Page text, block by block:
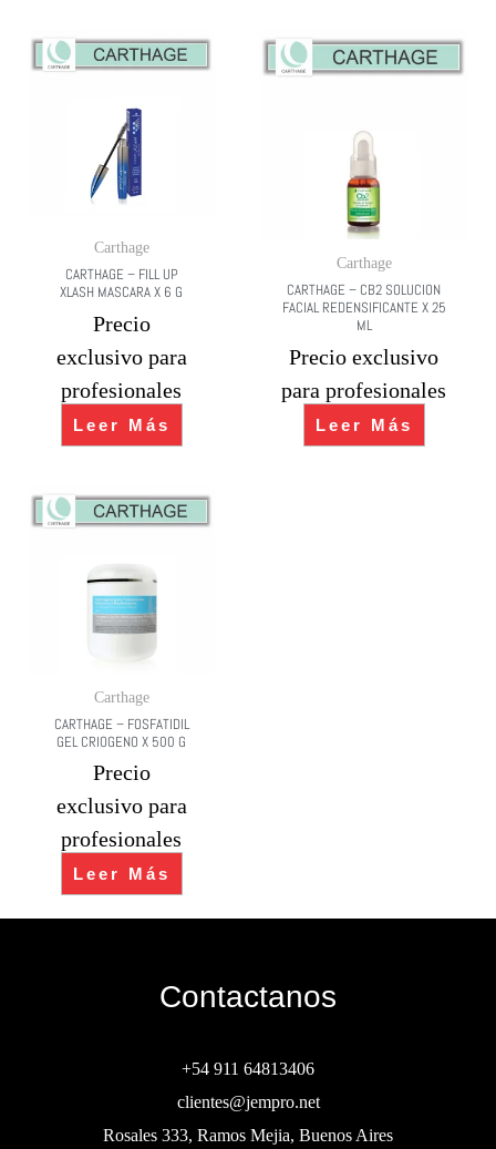
Carthage
CARTHAGE – FILL UP
XLASH MASCARA X 6 G
Precio
exclusivo para
profesionales
Leer Más
Carthage
CARTHAGE – CB2 SOLUCION
FACIAL REDENSIFICANTE X 25
ML
Precio exclusivo
para profesionales
Leer Más
Carthage
CARTHAGE – FOSFATIDIL
GEL CRIOGENO X 500 G
Precio
exclusivo para
profesionales
Leer Más
Contactanos
+54 911 64813406
clientes@jempro.net
Rosales 333, Ramos Mejia, Buenos Aires